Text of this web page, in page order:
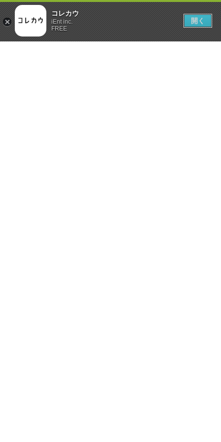
コレカウ
iEnt inc.
FREE
開く